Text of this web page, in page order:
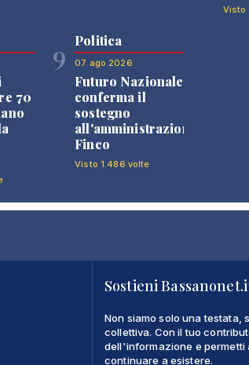
Visto
70
9
Politica
07 ago 2026
Futuro Nazionale
conferma il
sostegno
all'amministrazione
Finco
Visto 1.486 volte
Sostieni
Non siamo solo una testata,
collettiva. Con il tuo
dell'informazione e permetti
continuare a esistere.